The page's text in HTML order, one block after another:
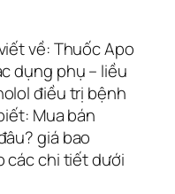
về: Thuốc Apo
dụng phụ – liều
điều trị bệnh
Mua bán
giá bao
các chi tiết dưới